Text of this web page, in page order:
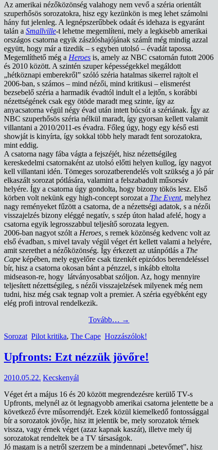
Az amerikai nézőközönség valahogy nem vevő a széria orientált
szuperhősös sorozatokra, hisz egy kezünkön is meg lehet számolni
hány fut jelenleg. A legnépszerűbbek odaát és idehaza is egyaránt
talán a Smallville-t lehetne megemlíteni, mely a legkisebb amerikai
országos csatorna egyik zászlóshajójának számít még mindig azzal
együtt, hogy már a tizedik – s egyben utolsó – évadát tapossa.
Megemlíthető még a Heroes is, amely az NBC csatornán futott 2006
és 2010 között. A szintén szuper képességekkel megáldott
„hétköznapi emberekről” szóló széria hatalmas sikerrel rajtolt el
2006-ban, s számos – mind nézői, mind kritikusi – elismerést
bezsebelő széria a harmadik évadtól indult el a lejtőn, s korábbi
nézettségének csak egy ötöde maradt meg szinte, így az
anyacsatorna végül négy évad után intett búcsút a szériának. Így az
NBC szuperhősös széria nélkül maradt, így gyorsan kellett valamit
villantani a 2010/2011-es évadra. Főleg úgy, hogy egy késő esti
showját is kinyírta, így sokkal több hely maradt fent sorozatokra,
mint eddig.
A csatorna nagy fába vágta a fejszéjét, hisz nézettségileg
kereskedelmi csatornaként az utolsó előtti helyen kullog, így nagyot
kell villantani idén. Tömeges sorozatberendelés volt szükség a jó pár
elkaszált sorozat pótlására, valamint a felszabadult műsorsáv
helyére. Így a csatorna úgy gondolta, hogy bizony tökös lesz. Első
körben volt nekünk egy high-concept sorozat a The Event, melyhez
nagy reményeket fűzött a csatorna, de a nézettségi adatok, s a nézői
visszajelzés bizony eléggé negatív, s szép úton halad afelé, hogy a
csatorna egyik legrosszabbul teljesítő sorozata legyen.
2006-ban nagyot szólt a Heroes, s remek közönség kedvenc volt az
első évadban, s mivel tavaly végül véget ért kellett valami a helyére,
amit szerethet a nézőközönség. Így érkezett az utánpótlás a The
Cape képében, mely egyelőre csak tizenkét epizódos berendeléssel
bír, hisz a csatorna okosan bánt a pénzzel, s inkább eltolta
midseason-re, hogy látványosabbat szóljon. Az, hogy mennyire
teljesített nézettségileg, s nézői visszajelzések milyenek még nem
tudni, hisz még csak tegnap volt a premier. A széria egyébként egy
elég profi introval rendelkezik.
Tovább… →
Sorozat Pilot kritika, The Cape Hozzászólok!
Upfronts: Ezt nézzük jövőre!
2010.05.22. Kecskenyál
Véget ért a május 16 és 20 között megrendezésre kerülő TV-s
Upfronts, melynél az öt legnagyobb amerikai csatorna jelentette be a
következő évre műsorrendjét. Ezek közül kiemelkedő fontossággal
bír a sorozatok jövője, hisz itt jelentik be, mely sorozatok térnek
vissza, vagy érnek véget (azaz kapnak kaszát), illetve mely új
sorozatokat rendeltek be a TV társaságok.
Jó magam is a netről szerzem be a mindennapi „betevőmet”, hisz